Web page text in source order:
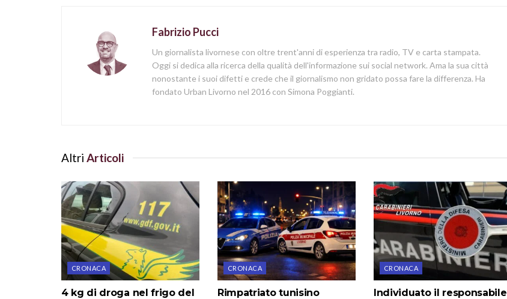
Fabrizio Pucci
Un giornalista livornese con oltre trent'anni di esperienza tra radio, TV e carta stampata.
Oggi si dedica alla ricerca della qualità dell'informazione sui social network. Ama la sua città
nonostante i suoi difetti e crede che il giornalismo non gridato possa fare la differenza. Ha
fondato Urban Livorno nel 2016 con Simona Poggianti.
Altri Articoli
CRONACA
4 kg di droga nel frigo del
CRONACA
Rimpatriato tunisino
CRONACA
Individuato il responsabile